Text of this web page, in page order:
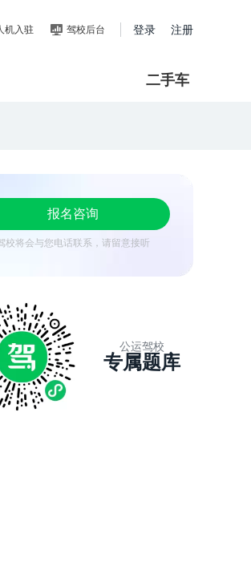
机入驻 驾校后台 登录 注册
二手车
报名咨询
校将会与您电话联系，请留意接听
公运驾校
专属题库